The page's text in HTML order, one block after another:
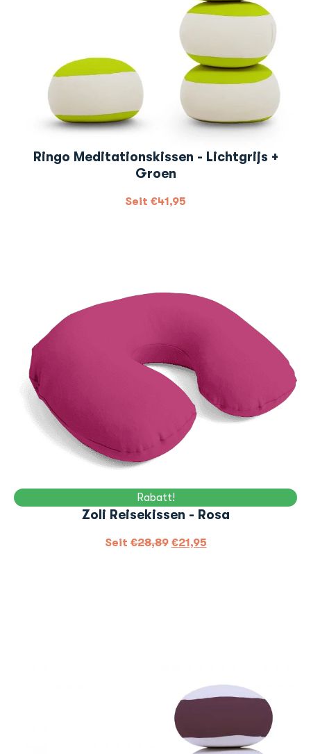
Ringo Meditationskissen - Lichtgrijs +
Groen
Seit €41,95
Rabatt!
Zoli Reisekissen - Rosa
Seit€28,89 €21,95